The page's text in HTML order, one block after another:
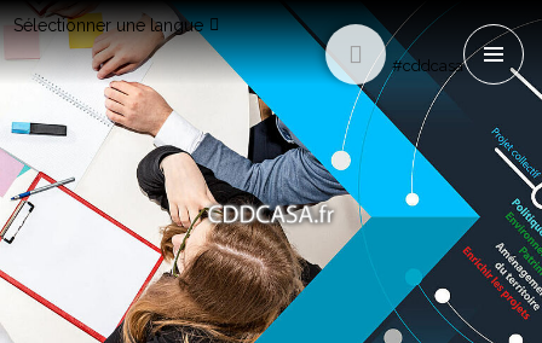
Sélectionner une langue
#cddcasa